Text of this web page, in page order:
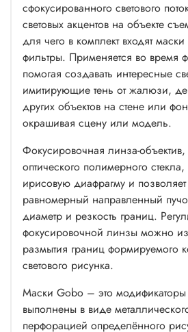
сфокусированного светового
световых акцентов на объекте
для чего в комплект входят
фильтры. Применяется во время
помогая создавать интересные
имитирующие тень от жалюзи,
других объектов на стене или
окрашивая сцену или модель.
Фокусировочная линза-объектив,
оптического полимерного
ирисовую диафрагму и позволяет
равномерный направленный
диаметр и резкость границ.
фокусировочной линзы можно
размытия границ формируемого
светового рисунка.
Маски Gobo – это модификаторы
выполнены в виде
перфорацией определённого